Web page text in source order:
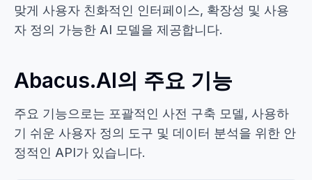
맞게 사용자 친화적인 인터페이스, 확장성 및 사용
자 정의 가능한 AI 모델을 제공합니다.
Abacus.AI의 주요 기능
주요 기능으로는 포괄적인 사전 구축 모델, 사용하
기 쉬운 사용자 정의 도구 및 데이터 분석을 위한 안
정적인 API가 있습니다.